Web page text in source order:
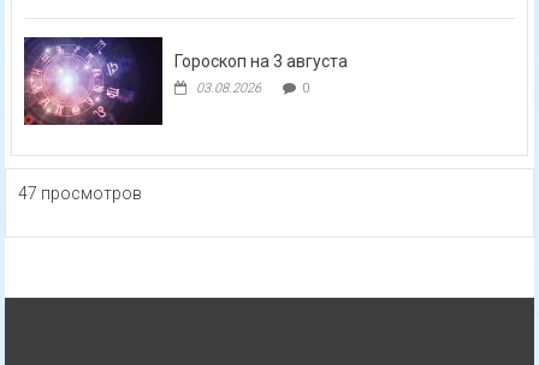
Гороскоп на 3 августа
03.08.2026 0
47 просмотров